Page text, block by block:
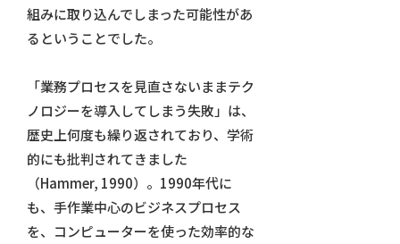
組みに取り込んでしまった可能性があ
るということでした。
「業務プロセスを見直さないままテク
ノロジーを導入してしまう失敗」は、
歴史上何度も繰り返されており、学術
的にも批判されてきました
（Hammer, 1990）。1990年代に
も、手作業中心のビジネスプロセス
を、コンピューターを使った効率的な